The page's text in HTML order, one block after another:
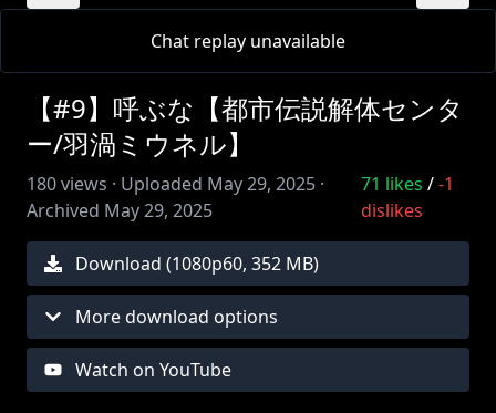
Chat replay unavailable
【#9】呼ぶな【都市伝説解体センタ
ー/羽渦ミウネル】
180views · Uploaded May 29, 2025 ·
Archived May 29, 2025
71 likes / -1
dislikes
Download (1080p60, 352 MB)
More download options
Watch on YouTube